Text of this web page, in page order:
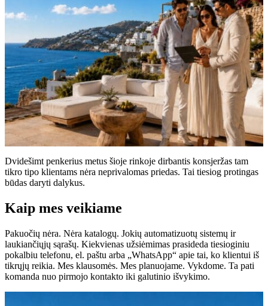
Dvidešimt penkerius metus šioje rinkoje dirbantis konsjeržas tam
tikro tipo klientams nėra neprivalomas priedas. Tai tiesiog protingas
būdas daryti dalykus.
Kaip mes veikiame
Pakuočių nėra. Nėra katalogų. Jokių automatizuotų sistemų ir
laukiančiųjų sąrašų. Kiekvienas užsiėmimas prasideda tiesioginiu
pokalbiu telefonu, el. paštu arba „WhatsApp“ apie tai, ko klientui iš
tikrųjų reikia. Mes klausomės. Mes planuojame. Vykdome. Ta pati
komanda nuo pirmojo kontakto iki galutinio išvykimo.